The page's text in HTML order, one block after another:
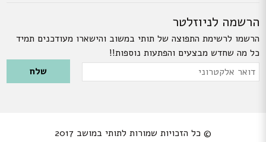
הרשמה לניוזלטר
הרשמו לרשימת התפוצה של תותי במשוב והישארו מעודכנים תמיד
כל מה שחדש מבצעים והפתעות נוספות!!
Please leave this field empty.
דואר
© כל הזכויות שמורות לתותי במושב 2017